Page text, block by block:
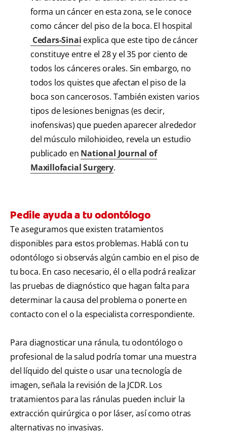
forma un cáncer en esta zona, se le conoce
como cáncer del piso de la boca. El hospital
Cedars-Sinai explica que este tipo de cáncer
constituye entre el 28 y el 35 por ciento de
todos los cánceres orales. Sin embargo, no
todos los quistes que afectan el piso de la
boca son cancerosos. También existen varios
tipos de lesiones benignas (es decir,
inofensivas) que pueden aparecer alrededor
del músculo milohioideo, revela un estudio
publicado en National Journal of
Maxillofacial Surgery.
Pedile ayuda a tu odontólogo
Te aseguramos que existen tratamientos
disponibles para estos problemas. Hablá con tu
odontólogo si observás algún cambio en el piso de
tu boca. En caso necesario, él o ella podrá realizar
las pruebas de diagnóstico que hagan falta para
determinar la causa del problema o ponerte en
contacto con el o la especialista correspondiente.
Para diagnosticar una ránula, tu odontólogo o
profesional de la salud podría tomar una muestra
del líquido del quiste o usar una tecnología de
imagen, señala la revisión de la JCDR. Los
tratamientos para las ránulas pueden incluir la
extracción quirúrgica o por láser, así como otras
alternativas no invasivas.